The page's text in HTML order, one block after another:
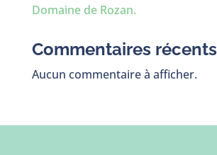
Domaine de Rozan.
Commentaires récents
Aucun commentaire à afficher.